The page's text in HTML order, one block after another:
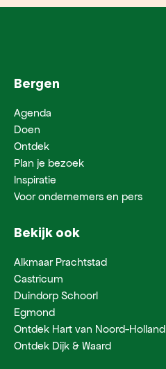
Bergen
Agenda
Doen
Ontdek
Plan je bezoek
Inspiratie
Voor ondernemers en pers
Bekijk ook
Alkmaar Prachtstad
Castricum
Duindorp Schoorl
Egmond
Ontdek Hart van Noord-Holland
Ontdek Dijk & Waard